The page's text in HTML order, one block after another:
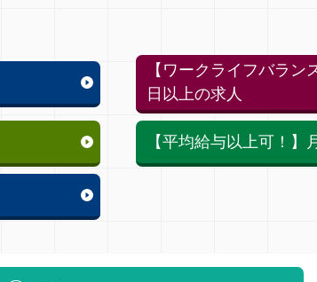
【ワークライフバラ
日以上の求人
【平均給与以上可！